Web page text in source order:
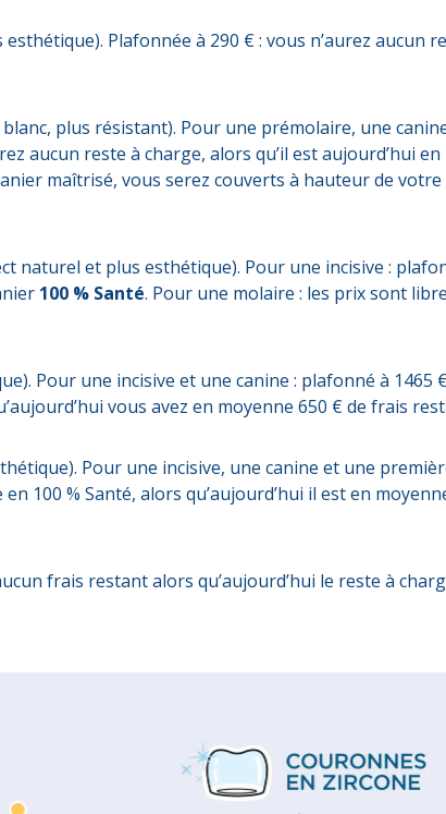
Plafonnée à 290 € : vous n’aurez aucun
plus résistant). Pour une prémolaire, une
aucun reste à charge, alors qu’il est aujourd’hui en
maîtrisé, vous serez couverts à hauteur de votre
naturel et plus esthétique). Pour une incisive :
100 % Santé. Pour une molaire : les prix sont
Pour une incisive et une canine : plafonné à 1465
vous avez en moyenne 650 € de frais
Pour une incisive, une canine et une
100 % Santé, alors qu’aujourd’hui il est en
frais restant alors qu’aujourd’hui le reste à